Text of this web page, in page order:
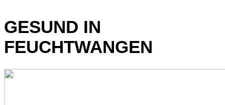
GESUND IN
FEUCHTWANGEN